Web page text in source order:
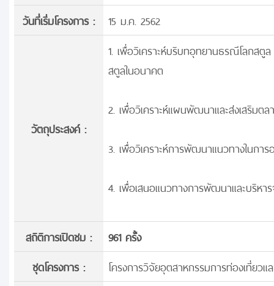
วันที่เริ่มโครงการ :
15 ม.ค. 2562
วัตถุประสงค์ :
1. เพื่อวิเคราะห์บริบทอุทยานธรณีโลกส
สตูลในอนาคต
2. เพื่อวิเคราะห์แผนพัฒนาและส่งเสริมต
3. เพื่อวิเคราะห์การพัฒนาแนวทางในกา
4. เพื่อเสนอแนวทางการพัฒนาและบริห
สถิติการเปิดชม :
961 ครั้ง
ชุดโครงการ :
โครงการวิจัยอุตสาหกรรมการท่องเที่ยวแ